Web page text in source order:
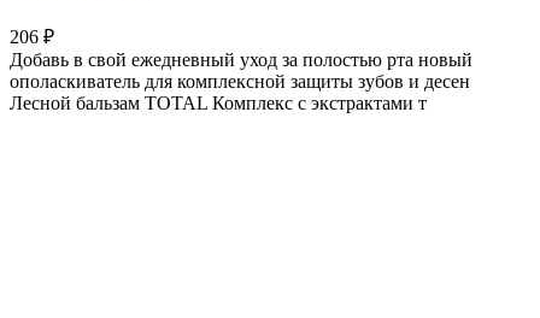
206 ₽
Добавь в свой ежедневный уход за полостью рта новый
ополаскиватель для комплексной защиты зубов и десен
Лесной бальзам TOTAL Комплекс с экстрактами т